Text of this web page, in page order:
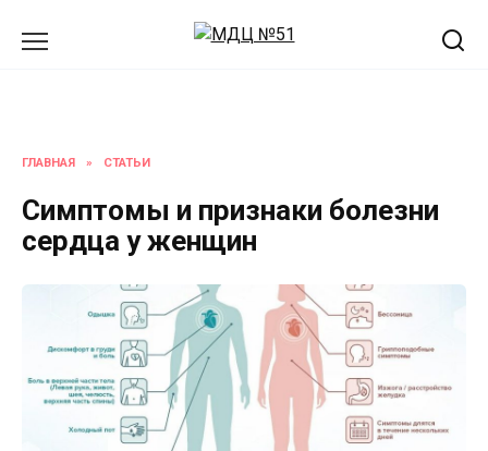
ГЛАВНАЯ » СТАТЬИ
Симптомы и признаки болезни
сердца у женщин